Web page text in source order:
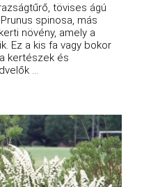
tövises ágú
spinosa, más
növény, amely a
Ez a kis fa vagy bokor
kertészek és
...